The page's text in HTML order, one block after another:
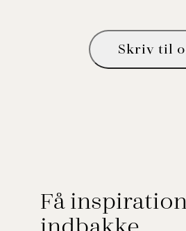
Skriv til
Få
indbakke